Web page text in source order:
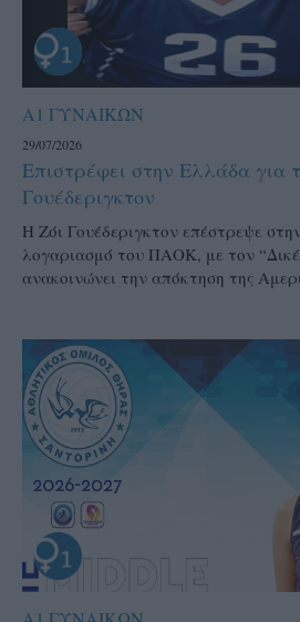
Α1 ΓΥΝΑΙΚΩΝ
29/07/2026
Επιστρέφει στην Ελλάδα για
Γουέδεριγκτον
Η Ζόι Γουέδεριγκτον επέστρεψε
λογαριασμό του ΠΑΟΚ, με τον
ανακοινώνει την απόκτηση της